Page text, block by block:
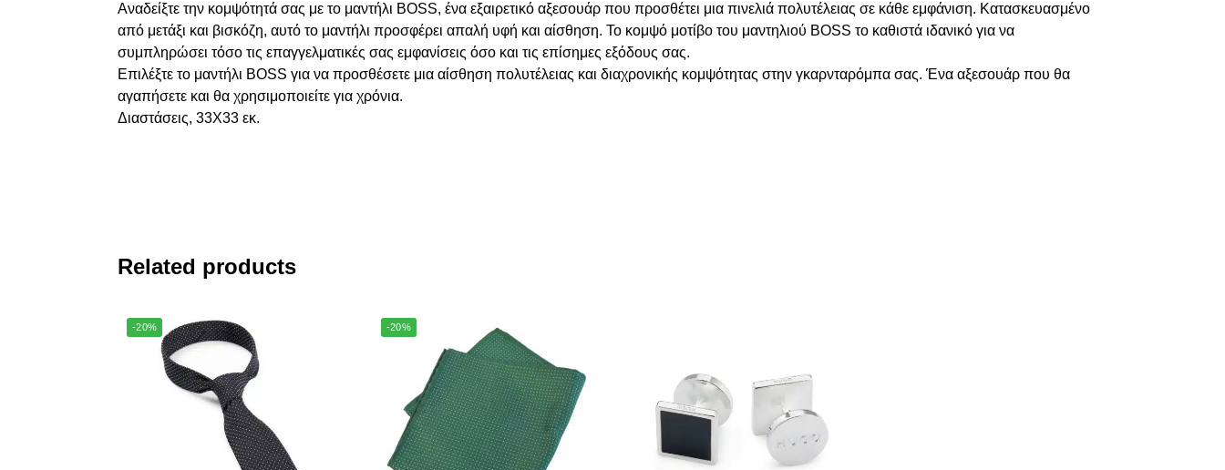
Αναδείξτε την κομψότητά σας με το μαντήλι BOSS, ένα εξαιρετικό αξεσουάρ που προσθέτει μια πινελιά πολυτέλειας σε κάθε εμφάνιση. Κατασκευασμένο
από μετάξι και βισκόζη, αυτό το μαντήλι προσφέρει απαλή υφή και αίσθηση. Το κομψό μοτίβο του μαντηλιού BOSS το καθιστά ιδανικό για να
συμπληρώσει τόσο τις επαγγελματικές σας εμφανίσεις όσο και τις επίσημες εξόδους σας.
Επιλέξτε το μαντήλι BOSS για να προσθέσετε μια αίσθηση πολυτέλειας και διαχρονικής κομψότητας στην γκαρνταρόμπα σας. Ένα αξεσουάρ που θα
αγαπήσετε και θα χρησιμοποιείτε για χρόνια.
Διαστάσεις, 33X33 εκ.
Related products
-20% -20%